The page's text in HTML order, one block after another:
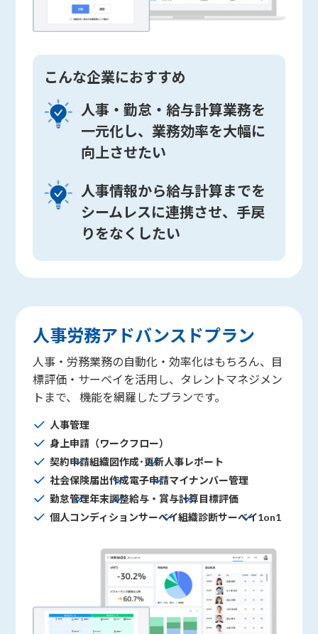
こんな企業におすすめ
人事・勤怠・給与計算業務を
一元化し、業務効率を大幅に
向上させたい
人事情報から給与計算までを
シームレスに連携させ、手戻
りをなくしたい
人事労務アドバンスドプラン
人事・労務業務の自動化・効率化はもちろん、目
標評価・サーベイを活用し、タレントマネジメン
トまで、 機能を網羅したプランです。
人事管理
身上申請（ワークフロー）
契約申請組織図作成･更新人事レポート
社会保険届出作成電子申請マイナンバー管理
勤怠管理年末調整給与・賞与計算目標評価
個人コンディションサーベイ組織診断サーベイ1on1